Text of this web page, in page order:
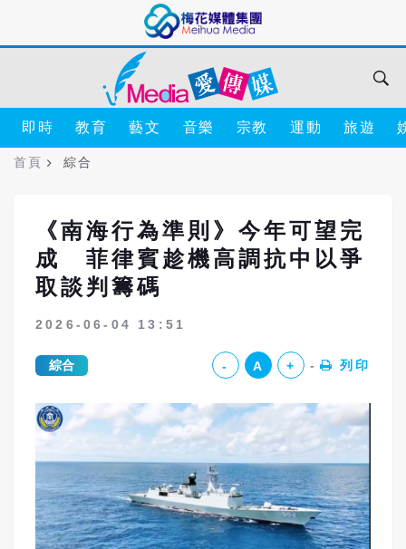
即時 教育 藝文 音樂 宗教 運動 旅遊
首頁 綜合
《南海行為準則》今年可望完
成 菲律賓趁機高調抗中以爭
取談判籌碼
2026-06-04 13:51
綜合 - A + 列印